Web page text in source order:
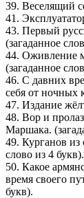
39. Веселящий
41.
43. Первый
(загаданное
44. Оживление
(загаданное
46. С давних
себя от ночных
47. Издание
48. Вор и
Маршака.
49. Курганов из
слово из 4 букв).
50. Какое
время своего
букв).